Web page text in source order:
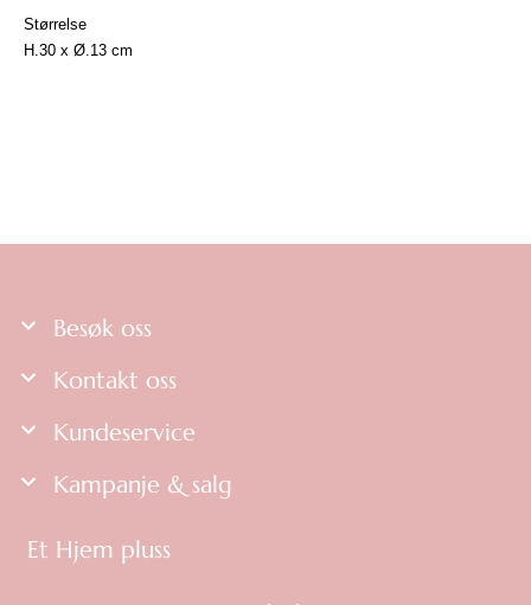
Størrelse
H.30 x Ø.13 cm
Besøk oss
Kontakt oss
Kundeservice
Kampanje & salg
Et Hjem pluss